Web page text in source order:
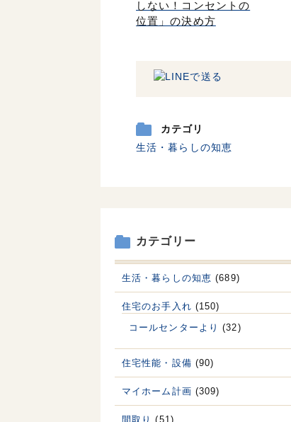
しない！コンセントの
位置」の決め方
カテゴリ
生活・暮らしの知恵
カテゴリー
生活・暮らしの知恵 (689)
住宅のお手入れ (150)
コールセンターより (32)
住宅性能・設備 (90)
マイホーム計画 (309)
間取り (51)